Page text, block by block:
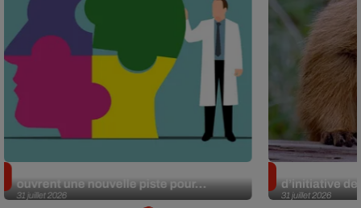
31 juillet 2026
ouvrent une nouvelle piste pour...
31 juillet 2026
d’initiative